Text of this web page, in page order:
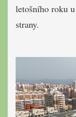
letošního roku
strany.